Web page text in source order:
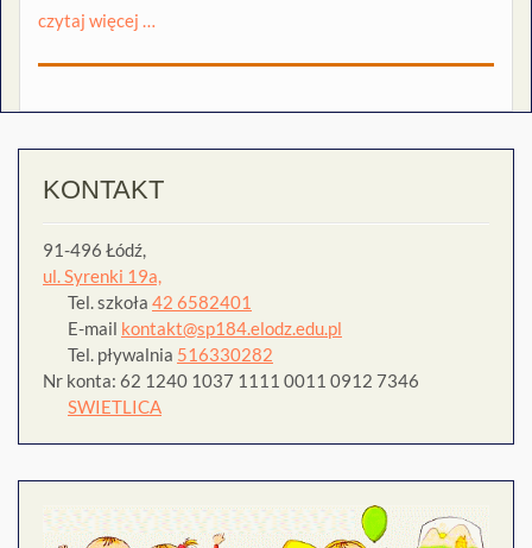
czytaj więcej …
KONTAKT
91-496 Łódź,
ul. Syrenki 19a,
Tel. szkoła 42 6582401
E-mail kontakt@sp184.elodz.edu.pl
Tel. pływalnia 516330282
Nr konta: 62 1240 1037 1111 0011 0912 7346
SWIETLICA